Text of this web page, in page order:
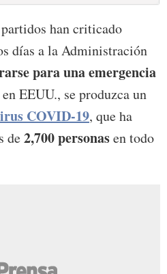
han criticado
días a la Administración
para una emergencia
EEUU., se produzca un
COVID-19, que ha
de2,700 personasen todo